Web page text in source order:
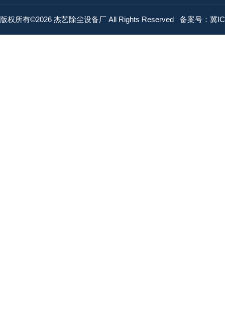
版权所有©2026 杰艺除尘设备厂 All Rights Reserved 备案号：冀